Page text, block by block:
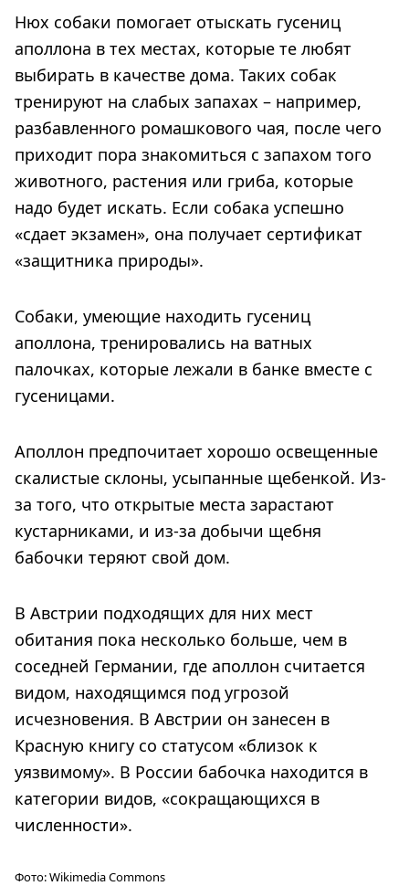
Нюх собаки помогает отыскать гусениц
аполлона в тех местах, которые те любят
выбирать в качестве дома. Таких собак
тренируют на слабых запахах – например,
разбавленного ромашкового чая, после чего
приходит пора знакомиться с запахом того
животного, растения или гриба, которые
надо будет искать. Если собака успешно
«сдает экзамен», она получает сертификат
«защитника природы».
Собаки, умеющие находить гусениц
аполлона, тренировались на ватных
палочках, которые лежали в банке вместе с
гусеницами.
Аполлон предпочитает хорошо освещенные
скалистые склоны, усыпанные щебенкой. Из-
за того, что открытые места зарастают
кустарниками, и из-за добычи щебня
бабочки теряют свой дом.
В Австрии подходящих для них мест
обитания пока несколько больше, чем в
соседней Германии, где аполлон считается
видом, находящимся под угрозой
исчезновения. В Австрии он занесен в
Красную книгу со статусом «близок к
уязвимому». В России бабочка находится в
категории видов, «сокращающихся в
численности».
Фото:Wikimedia Commons